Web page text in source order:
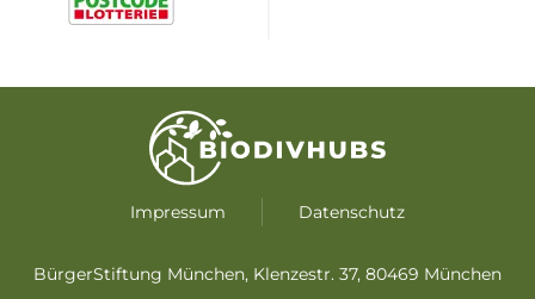
Impressum Datenschutz
BürgerStiftung München, Klenzestr. 37, 80469 München